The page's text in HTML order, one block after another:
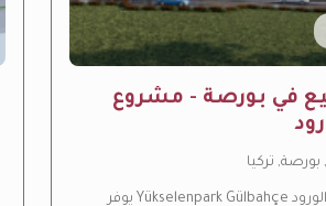
في بورصة - مشروع
تركيا
مشروع حديقة الورود Yükselenpark Gülbahçe يوفر